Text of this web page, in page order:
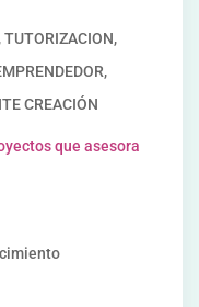
TUTORIZACION,
CREACIÓN
que asesora